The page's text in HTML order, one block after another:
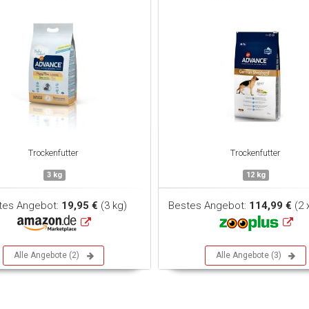
Trockenfutter
3 kg
Angebot: 19,95 € (3 kg)
Alle Angebote (2)
Trockenfutter
12 kg
Bestes Angebot: 114,99 € (2
Alle Angebote (3)